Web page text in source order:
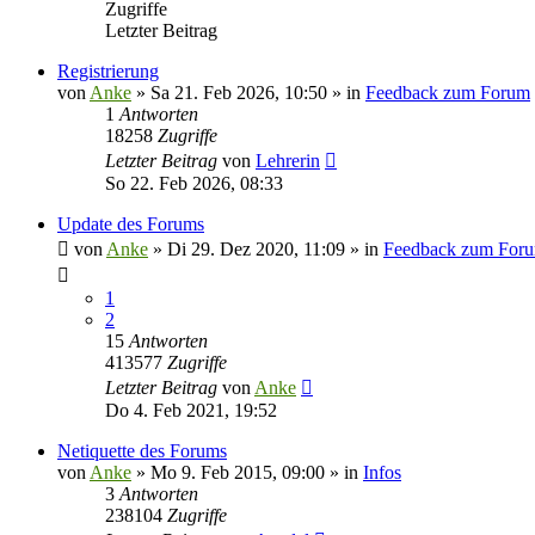
Zugriffe
Letzter Beitrag
Registrierung
von Anke » Sa 21. Feb 2026, 10:50 » in Feedback zum Forum
1 Antworten
18258 Zugriffe
Letzter Beitrag von Lehrerin
So 22. Feb 2026, 08:33
Update des Forums
von Anke » Di 29. Dez 2020, 11:09 » in Feedback zum
1
2
15 Antworten
413577 Zugriffe
Letzter Beitrag von Anke
Do 4. Feb 2021, 19:52
Netiquette des Forums
von Anke » Mo 9. Feb 2015, 09:00 » in Infos
3 Antworten
238104 Zugriffe